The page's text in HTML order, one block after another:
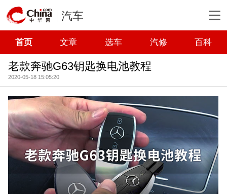
汽车
首页 文章 选车 汽修 百科
老款奔驰G63钥匙换电池教程
2020-05-18 15:05:20